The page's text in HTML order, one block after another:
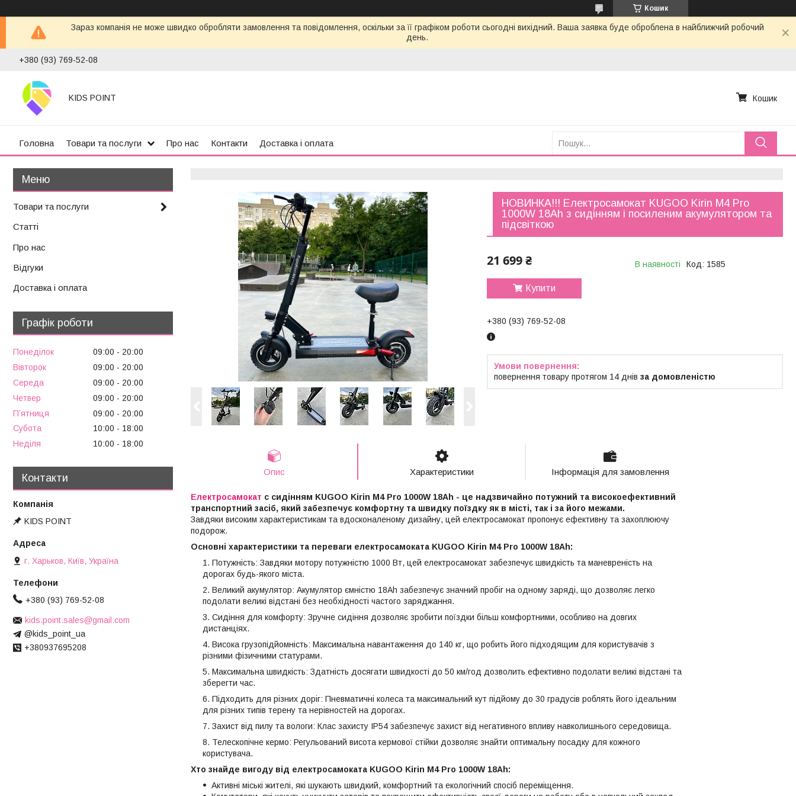
Кошик
Зараз компанія не може швидко обробляти замовлення та повідомлення, оскільки за її графіком роботи сьогодні вихідний. Ваша заявка буде оброблена в найближчий робочий
день.
+380 (93) 769-52-08
KIDS POINT Кошик
Головна Товари та послуги Про нас Контакти Доставка і оплата
НОВИНКА!!! Електросамокат KUGOO Kirin M4 Pro
1000W 18Ah з сидінням і посиленим акумулятором та
підсвіткою
21 699 ₴ В наявності Код: 1585
Купити
+380 (93) 769-52-08
повернення товару протягом 14 днів за домовленістю
Опис Характеристики Інформація для замовлення
Електросамокат с сидінням KUGOO Kirin M4 Pro 1000W 18Ah - це надзвичайно потужний та високоефективний
транспортний засіб, який забезпечує комфортну та швидку поїздку як в місті, так і за його межами.
Завдяки високим характеристикам та вдосконаленому дизайну, цей електросамокат пропонує ефективну та захоплюючу
подорож.
Основні характеристики та переваги електросамоката KUGOO Kirin M4 Pro 1000W 18Ah:
Потужність: Завдяки мотору потужністю 1000 Вт, цей електросамокат забезпечує швидкість та маневреність на
дорогах будь-якого міста.
Великий акумулятор: Акумулятор ємністю 18Ah забезпечує значний пробіг на одному заряді, що дозволяє легко
подолати великі відстані без необхідності частого заряджання.
Сидіння для комфорту: Зручне сидіння дозволяє зробити поїздки більш комфортними, особливо на довгих
дистанціях.
Висока грузопідйомність: Максимальна навантаження до 140 кг, що робить його підходящим для користувачів з
різними фізичними статурами.
Максимальна швидкість: Здатність досягати швидкості до 50 км/год дозволить ефективно подолати великі відстані та
зберегти час.
Підходить для різних доріг: Пневматичні колеса та максимальний кут підйому до 30 градусів роблять його ідеальним
для різних типів терену та нерівностей на дорогах.
Захист від пилу та вологи: Клас захисту IP54 забезпечує захист від негативного впливу навколишнього середовища.
Телескопічне кермо: Регульований висота кермової стійки дозволяє знайти оптимальну посадку для кожного
користувача.
Хто знайде вигоду від електросамоката KUGOO Kirin M4 Pro 1000W 18Ah:
Активні міські жителі, які шукають швидкий, комфортний та екологічний спосіб переміщення.
Товари та послуги
Статті
Про нас
Відгуки
Доставка і оплата
Графік роботи
Понеділок 09:00
20:00
Вівторок
09:00
20:00
Середа
09:00
20:00
Четвер
09:00
20:00
Пʼятниця
09:00
20:00
Субота
10:00
18:00
Неділя
10:00 18:00
Контакти
KIDS POINT
г. Харьков, Київ, Україна
+380 (93) 769-52-08
kids.point.sales@gmail.com
@kids_point_ua
+380937695208